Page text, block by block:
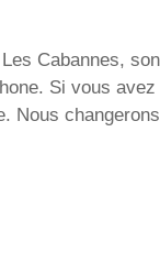
Cabannes,
Si vous